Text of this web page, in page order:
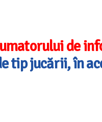
de
tip jucării, în